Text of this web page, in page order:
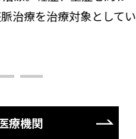
を治療対象としてい
療機関